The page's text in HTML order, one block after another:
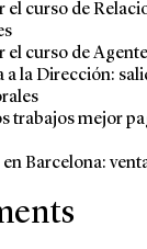
el curso de
el curso de
a la Dirección:
trabajos mejor
Barcelona: